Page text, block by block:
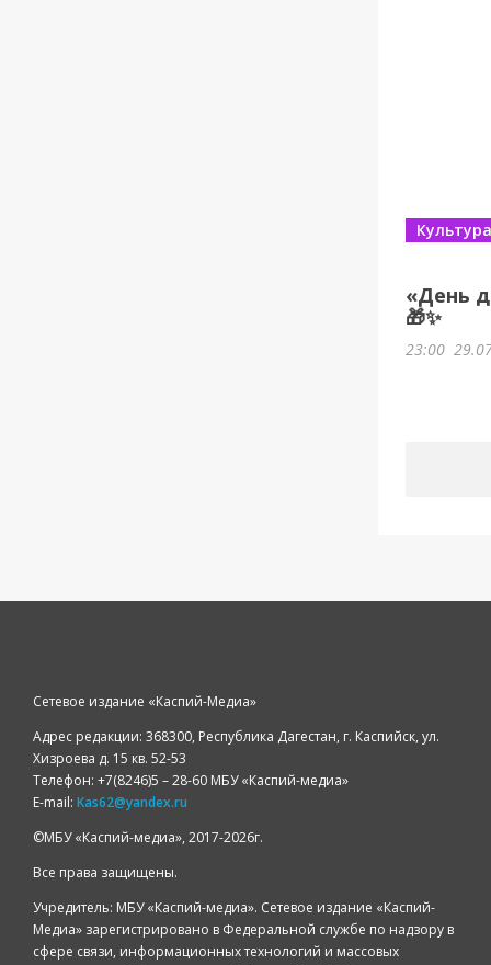
«День
🎁✨
Культура
23:00
Сетевое издание «Каспий-Медиа»
Адрес редакции: 368300, Республика Дагестан, г. Каспийск, ул.
Хизроева д. 15 кв. 52-53
Телефон: +7(8246)5 – 28-60 МБУ «Каспий-медиа»
E-mail: Kas62@yandex.ru
©️МБУ «Каспий-медиа», 2017-2026г.
Все права защищены.
Учредитель: МБУ «Каспий-медиа». Сетевое издание «Каспий-
Медиа» зарегистрировано в Федеральной службе по надзору в
сфере связи, информационных технологий и массовых